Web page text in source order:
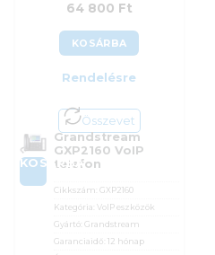
64 800 Ft
KOSÁRBA
Rendelésre
Összevet
KOSÁRBA
Grandstream
GXP2160 VoIP
telefon
Cikkszám:GXP2160
Kategória:VoIP eszközök
Gyártó:Grandstream
Garanciaidő:12 hónap